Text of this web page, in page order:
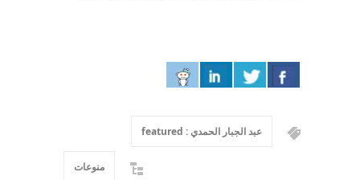
عبد الجبار الحمدي : featured
منوعات